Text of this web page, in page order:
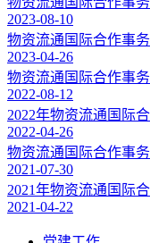
2023-08-10
物资流通国际合作事
2023-04-26
物资流通国际合作事
2022-08-12
2022年物资流通国际
2022-04-26
物资流通国际合作事
2021-07-30
2021年物资流通国际
2021-04-22